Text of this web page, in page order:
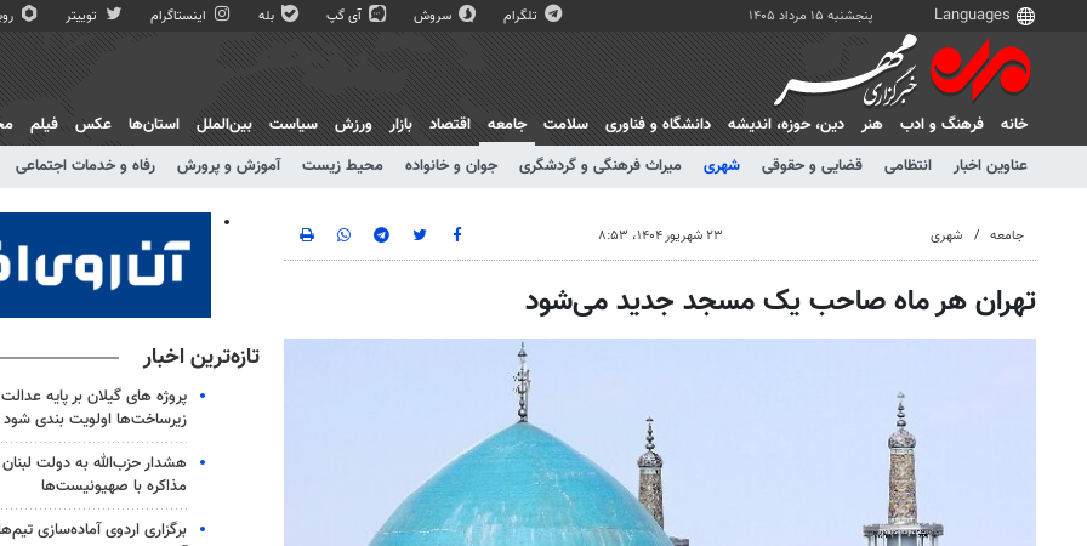
پنجشنبه ۱۵ مرداد ۱۴۰۵ تلگرام سروش آی گپ بله اینستاگرام توییتر
خانه فرهنگ و ادب هنر دين، حوزه، انديشه دانشگاه و فناوری سلامت
جامعه
عناوین اخبار
انتظامی قضایی و حقوقی شهری میراث فرهنگی و گردشگری جوان و خانواده محیط زیست آموزش و پرورش رفاه و خدمات اجتماعی
اقتصاد بازار ورزش سیاست بین‌الملل استان‌ها عکس فیلم
جامعه شهری ۲۳ شهریور ۱۴۰۴، ۸:۵۳
تهران هر ماه صاحب یک مسجد جدید می‌شود
تازه‌ترین اخبار
پروژه‌ های گیلان بر پایه
زیرساخت‌ها اولویت‌ بندی شود
هشدار حزب‌الله به دولت
مذاکره با صهیونیست‌ها
برگزاری اردوی آماده‌سازی